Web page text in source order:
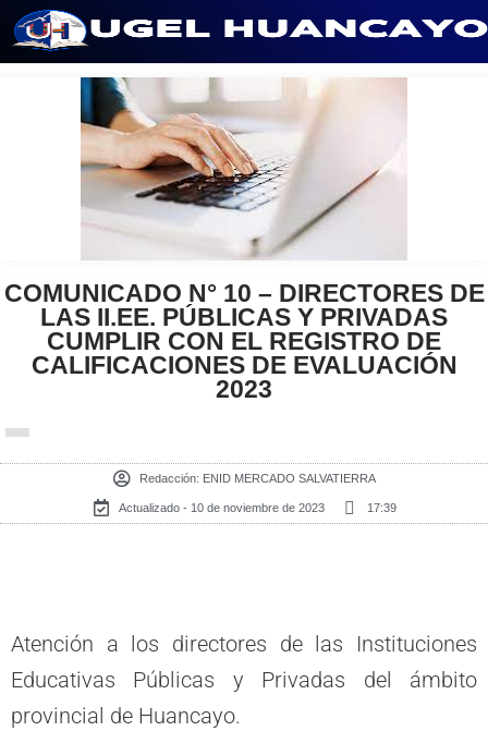
contenido
COMUNICADO N° 10 – DIRECTORES DE
LAS II.EE. PÚBLICAS Y PRIVADAS
CUMPLIR CON EL REGISTRO DE
CALIFICACIONES DE EVALUACIÓN
2023
Redacción: ENID MERCADO SALVATIERRA
Actualizado - 10 de noviembre de 2023 17:39
Atención a los directores de las Instituciones
Educativas Públicas y Privadas del ámbito
provincial de Huancayo.